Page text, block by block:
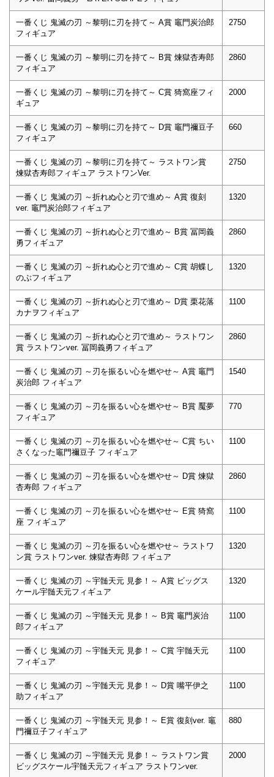
一番くじ 鬼滅の刃 ～黎明に刃を持て～ A賞 竈門炭治郎
フィギュア
2750
一番くじ 鬼滅の刃 ～黎明に刃を持て～ B賞 煉獄杏寿郎
フィギュア
2860
一番くじ 鬼滅の刃 ～黎明に刃を持て～ C賞 猗窩座フィ
ギュア
2000
一番くじ 鬼滅の刃 ～黎明に刃を持て～ D賞 竈門禰豆子
フィギュア
660
一番くじ 鬼滅の刃 ～黎明に刃を持て～ ラストワン賞
煉獄杏寿郎フィギュア ラストワンVer.
2750
一番くじ 鬼滅の刃 ～折れぬ心と刃で進め～ A賞 復刻
ver. 竈門炭治郎フィギュア
1320
一番くじ 鬼滅の刃 ～折れぬ心と刃で進め～ B賞 冨岡義
勇フィギュア
2860
一番くじ 鬼滅の刃 ～折れぬ心と刃で進め～ C賞 胡蝶し
のぶフィギュア
1320
一番くじ 鬼滅の刃 ～折れぬ心と刃で進め～ D賞 栗花落
カナヲフィギュア
1100
一番くじ 鬼滅の刃 ～折れぬ心と刃で進め～ ラストワン
賞 ラストワンver. 冨岡義勇フィギュア
2860
一番くじ 鬼滅の刃 ～刃を振るい心を燃やせ～ A賞 竈門
炭治郎 フィギュア
1540
一番くじ 鬼滅の刃 ～刃を振るい心を燃やせ～ B賞 魘夢
フィギュア
770
一番くじ 鬼滅の刃 ～刃を振るい心を燃やせ～ C賞 ちい
さくなった竈門禰豆子 フィギュア
1100
一番くじ 鬼滅の刃 ～刃を振るい心を燃やせ～ D賞 煉獄
杏寿郎 フィギュア
2860
一番くじ 鬼滅の刃 ～刃を振るい心を燃やせ～ E賞 猗窩
座 フィギュア
1100
一番くじ 鬼滅の刃 ～刃を振るい心を燃やせ～ ラストワ
ン賞 ラストワンver. 煉獄杏寿郎 フィギュア
1320
一番くじ 鬼滅の刃 ～宇髄天元 見参！～ A賞 ビッグス
ケール宇髄天元フィギュア
1320
一番くじ 鬼滅の刃 ～宇髄天元 見参！～ B賞 竈門炭治
郎フィギュア
1100
一番くじ 鬼滅の刃 ～宇髄天元 見参！～ C賞 宇髄天元
フィギュア
1100
一番くじ 鬼滅の刃 ～宇髄天元 見参！～ D賞 嘴平伊之
助フィギュア
1100
一番くじ 鬼滅の刃 ～宇髄天元 見参！～ E賞 復刻ver. 竈
門禰豆子フィギュア
880
一番くじ 鬼滅の刃 ～宇髄天元 見参！～ ラストワン賞
ビッグスケール宇髄天元フィギュア ラストワンver.
2000